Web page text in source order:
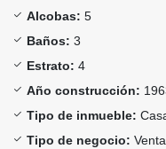
Alcobas: 5
Baños: 3
Estrato: 4
Año construcción:
Tipo de inmueble:
Tipo de negocio: Venta